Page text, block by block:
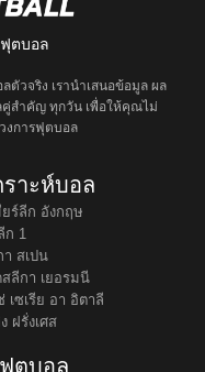
ตบอล
ตัวจริง เรานำเสนอข้อมูล ผล
คู่สำคัญ ทุกวัน เพื่อให้คุณไม่
งการฟุตบอล
ราะห์บอล
ยร์ลีก อังกฤษ
ก 1
า สเปน
สลีกา เยอรมนี
เซเรีย อา อิตาลี
ฝรั่งเศส
ตบอล